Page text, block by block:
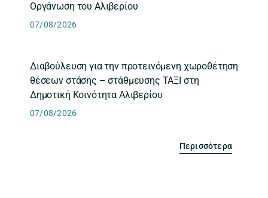
Οργάνωση του Αλιβερίου
07/08/2026
Διαβούλευση για την προτεινόμενη χωροθέτηση
θέσεων στάσης – στάθμευσης ΤΑΞΙ στη
Δημοτική Κοινότητα Αλιβερίου
07/08/2026
Περισσότερα